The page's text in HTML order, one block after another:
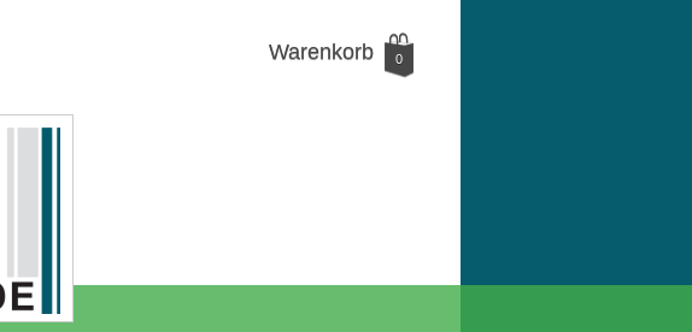
0
Warenkorb